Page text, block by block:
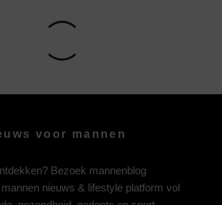
voor mannen
Bezoek mannenblog
nieuws & lifestyle platform vol